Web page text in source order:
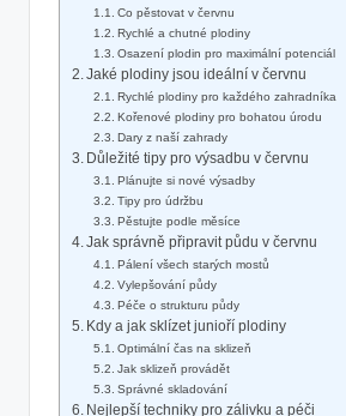
Co pěstovat v červnu
Rychlé a chutné plodiny
Osazení plodin pro maximální potenciál
Jaké plodiny jsou ideální v červnu
Rychlé plodiny pro každého zahradníka
Kořenové plodiny pro bohatou úrodu
Dary z naší zahrady
Důležité tipy pro výsadbu v červnu
Plánujte si nové výsadby
Tipy pro údržbu
Pěstujte podle měsíce
Jak správně připravit půdu v červnu
Pálení všech starých mostů
Vylepšování půdy
Péče o strukturu půdy
Kdy a jak sklízet junioří plodiny
Optimální čas na sklizeň
Jak sklizeň provádět
Správné skladování
Nejlepší techniky pro zálivku a péči